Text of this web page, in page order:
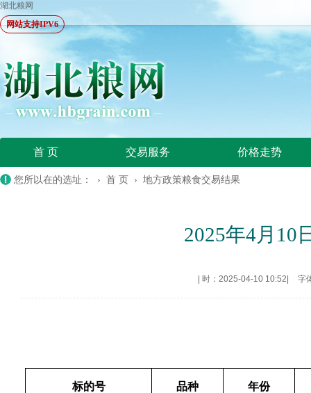
湖北粮网
网站支持IPV6
首 页 交易服务 价格走势
您所以在的选址： › 首 页 › 地方政策粮食交易结果
2025年4月10
时：2025-04-10 10:52 字
标的号 品种 年份